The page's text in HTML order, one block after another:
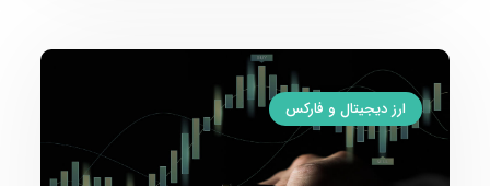
ارز دیجیتال و فارکس